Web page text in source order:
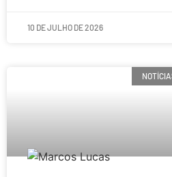
10 DE JULHO DE 2026